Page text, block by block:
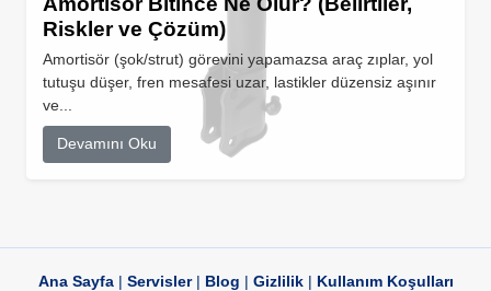
Riskler ve Çözüm)
Amortisör (şok/strut) görevini yapamazsa araç zıplar, yol
tutuşu düşer, fren mesafesi uzar, lastikler düzensiz aşınır
ve...
Devamını Oku
Ana Sayfa| Servisler| Blog | Gizlilik| Kullanım Koşulları